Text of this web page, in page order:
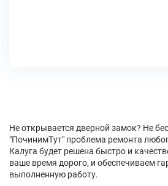
Не открывается дверной замок? Не
"ПочинимТут" проблема ремонта
Калуга будет решена быстро и
ваше время дорого, и обеспечиваем
выполненную работу.